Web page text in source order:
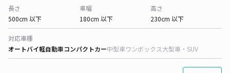
長さ
500cm 以下
車幅
180cm 以下
高さ
230cm 以下
対応車種
オートバイ軽自動車コンパクトカー中型車ワンボックス大型車・SUV